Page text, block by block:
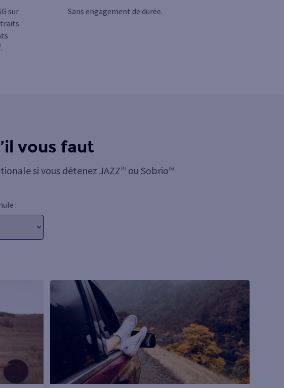
sur
.
Sans engagement de durée.
vous faut
si vous détenez JAZZ(4) ou Sobrio(5)
: